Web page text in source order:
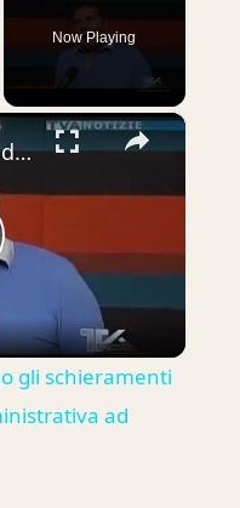
Now Playing
×
#Adrano2021. Si delineano gli schieramenti in vista della tornata amministrativa ad Adrano. Forza It
gli schieramenti
ad